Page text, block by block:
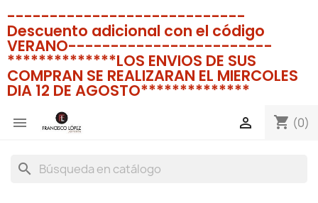
----------------------------
Descuento adicional con el código
VERANO------------------------
**************LOS ENVIOS DE SUS
COMPRAN SE REALIZARAN EL MIERCOLES
DIA 12 DE AGOSTO**************
 shopping_cart (0)

search